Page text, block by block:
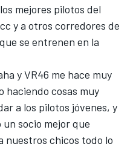
mejores pilotos del
y a otros corredores de
se entrenen en la
y VR46 me hace muy
haciendo cosas muy
a los pilotos jóvenes, y
socio mejor que
nuestros chicos todo lo